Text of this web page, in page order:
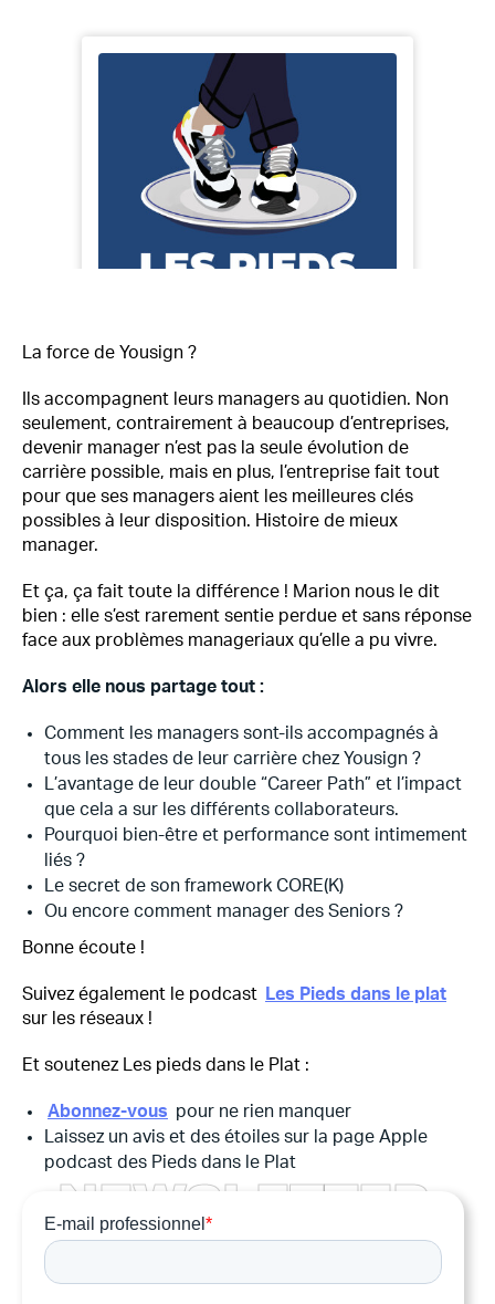
La force de Yousign ?
Ils accompagnent leurs managers au quotidien. Non
seulement, contrairement à beaucoup d’entreprises,
devenir manager n’est pas la seule évolution de
carrière possible, mais en plus, l’entreprise fait tout
pour que ses managers aient les meilleures clés
possibles à leur disposition. Histoire de mieux
manager.
Et ça, ça fait toute la différence ! Marion nous le dit
bien : elle s’est rarement sentie perdue et sans réponse
face aux problèmes manageriaux qu’elle a pu vivre.
Alors elle nous partage tout :
Comment les managers sont-ils accompagnés à
tous les stades de leur carrière chez Yousign ?
L’avantage de leur double “Career Path” et l’impact
que cela a sur les différents collaborateurs.
Pourquoi bien-être et performance sont intimement
liés ?
Le secret de son framework CORE(K)
Ou encore comment manager des Seniors ?
Bonne écoute !
Suivez également le podcast
Les Pieds dans le plat
sur les réseaux !
Et soutenez Les pieds dans le Plat :
Abonnez-vous pour ne rien manquer
Laissez un avis et des étoiles sur la page Apple
podcast des Pieds dans le Plat
NEWSL ETTER